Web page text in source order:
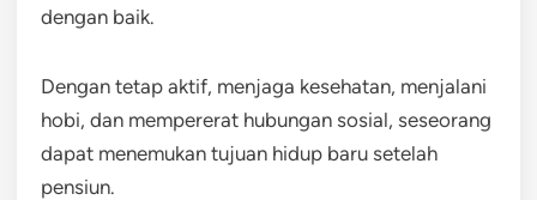
dengan baik.
Dengan tetap aktif, menjaga kesehatan, menjalani
hobi, dan mempererat hubungan sosial, seseorang
dapat menemukan tujuan hidup baru setelah
pensiun.